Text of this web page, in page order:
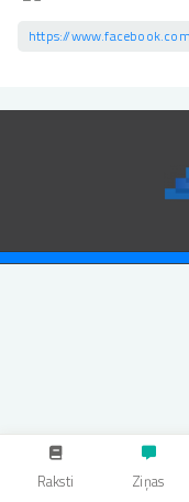
https://
Raksti Ziņas